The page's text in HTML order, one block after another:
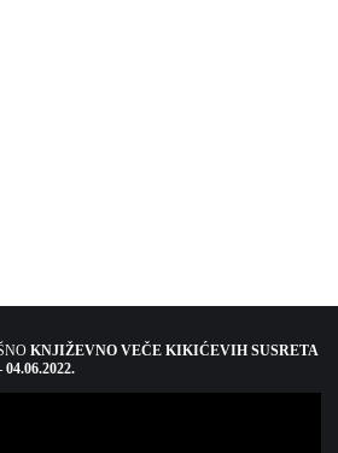
KNJIŽEVNO VEČE KIKIĆEVIH SUSRETA
04.06.2022.